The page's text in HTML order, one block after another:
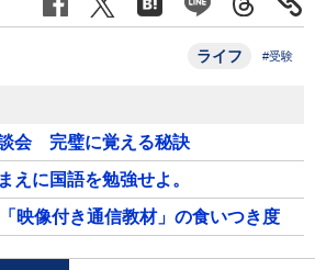
ライフ #受験
会 完璧に覚える秘訣
えに国語を勉強せよ。
映像付き通信教材」の食いつき度